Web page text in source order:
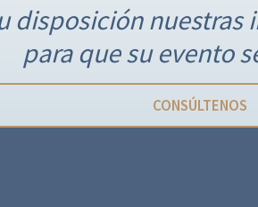
disposición nuestras
para que su evento
CONSÚLTENOS